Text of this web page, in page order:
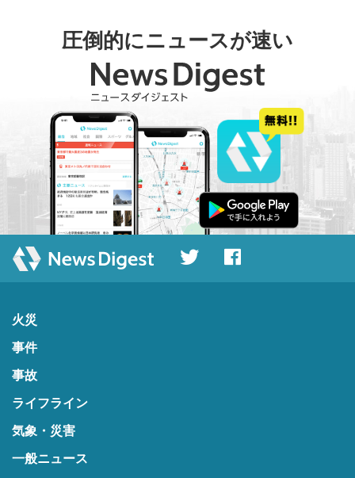
圧倒的にニュースが速い
火災
事件
事故
ライフライン
気象・災害
一般ニュース